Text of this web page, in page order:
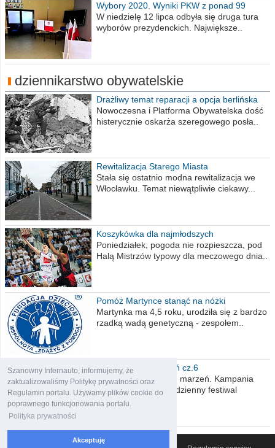
Szanowny Internauto, informujemy, że
zaktualizowaliśmy Politykę prywatności oraz
Regulamin portalu. Używamy plików cookie do
poprawnego funkcjonowania portalu.
Polityka prywatności
Akceptuję
Wybory 2020. Wyniki PKW z ponad 99
procent obwodów
W niedzielę 12 lipca odbyła się druga tura
wyborów prezydenckich. Największe..
dziennikarstwo obywatelskie
Drażliwy temat reparacji a opcja berlińska
Nowoczesna i Platforma Obywatelska dość
histerycznie oskarża szeregowego posła..
Rewitalizacja Starego Miasta
Stała się ostatnio modna rewitalizacja we
Włocławku. Temat niewątpliwie ciekawy...
Koszykówka dla najmłodszych
Poniedziałek, pogoda nie rozpieszcza, pod
Halą Mistrzów typowy dla meczowego dnia..
Pomóż Martynce stanąć na nóżki
Martynka ma 4,5 roku, urodziła się z bardzo
rzadką wadą genetyczną - zespołem..
Polska moich marzeń cz.6
Nadszedł kres moich marzeń. Kampania
wyborcza czyli niecodzienny festiwal
obietnic,..